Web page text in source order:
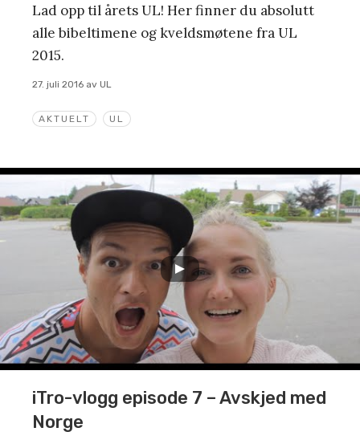
AKTUELT UL
Lad opp til årets UL! Her finner du absolutt
alle bibeltimene og kveldsmøtene fra UL
2015.
27. juli 2016 av UL
iTro-vlogg episode 7 – Avskjed med
Norge